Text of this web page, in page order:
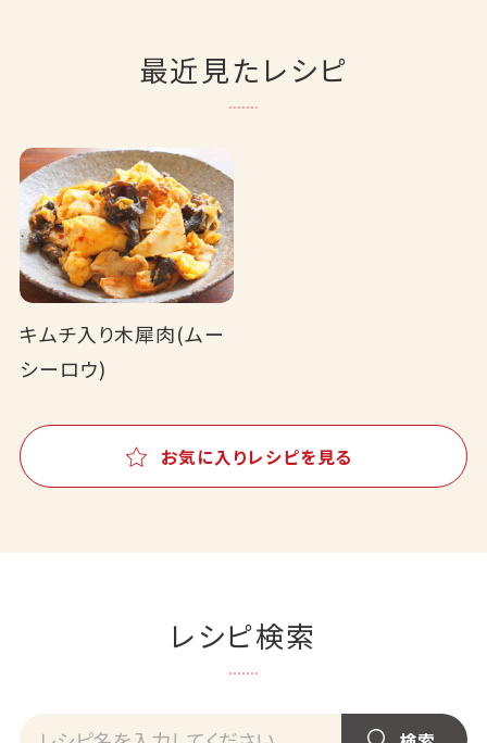
最近見たレシピ
キムチ入り木犀肉(ムー
シーロウ)
お気に入りレシピを見る
レシピ検索